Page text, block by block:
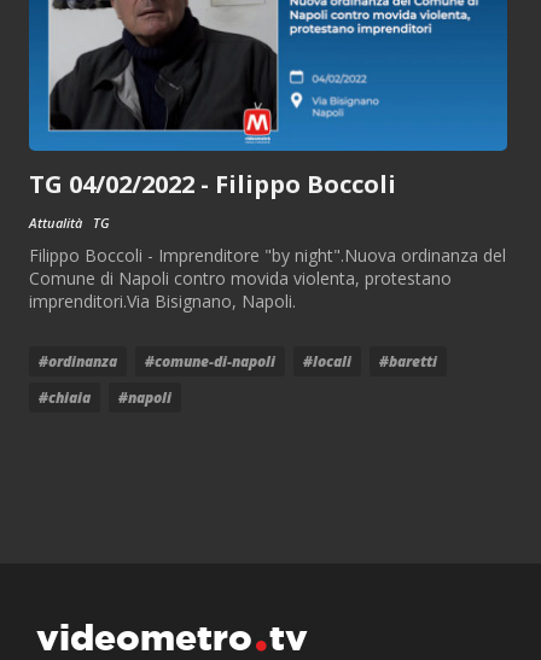
TG 04/02/2022 - Filippo Boccoli
Attualità TG
Filippo Boccoli - Imprenditore "by night".Nuova ordinanza del
Comune di Napoli contro movida violenta, protestano
imprenditori.Via Bisignano, Napoli.
#ordinanza #comune-di-napoli #locali
#baretti
#chiaia
#napoli
videometro tv